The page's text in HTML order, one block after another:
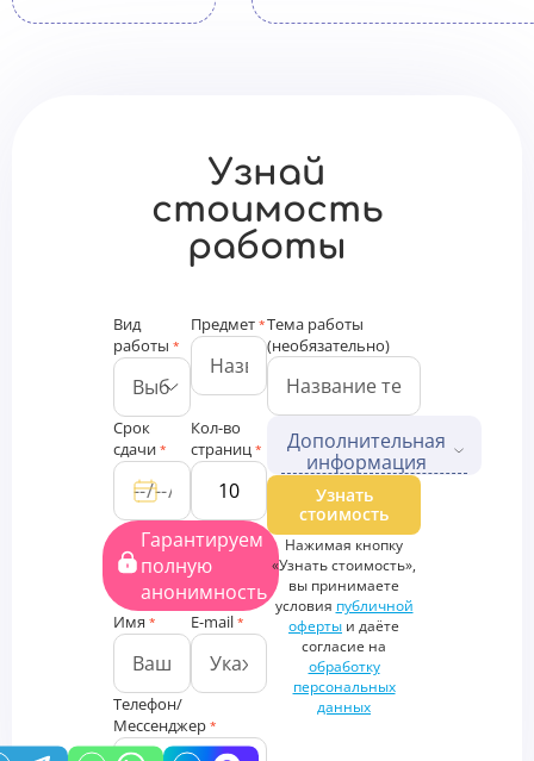
Узнай
стоимость
работы
Вид
работы *
Предмет *
Срок
сдачи *
Кол-во
страниц *
Гарантируем
полную
анонимность
Имя * E-mail *
Телефон/
Мессенджер *
Тема работы
(необязательно)
Дополнительная
информация
Дополнительные файлы
Загрузить
файлы
Дополнительная
информация
Узнать
стоимость
Нажимая кнопку
«Узнать стоимость»,
вы принимаете
условия публичной
оферты и даёте
согласие на
обработку
персональных
данных